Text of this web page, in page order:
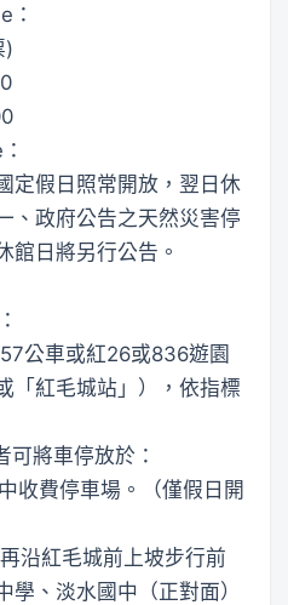
：
)
定假日照常開放，翌日休
、政府公告之天然災害停
館日將另行公告。
公車或紅26或836遊園
「紅毛城站」），依指標
將車停放於：
收費停車場。（僅假日開
沿紅毛城前上坡步行前
、淡水國中（正對面）